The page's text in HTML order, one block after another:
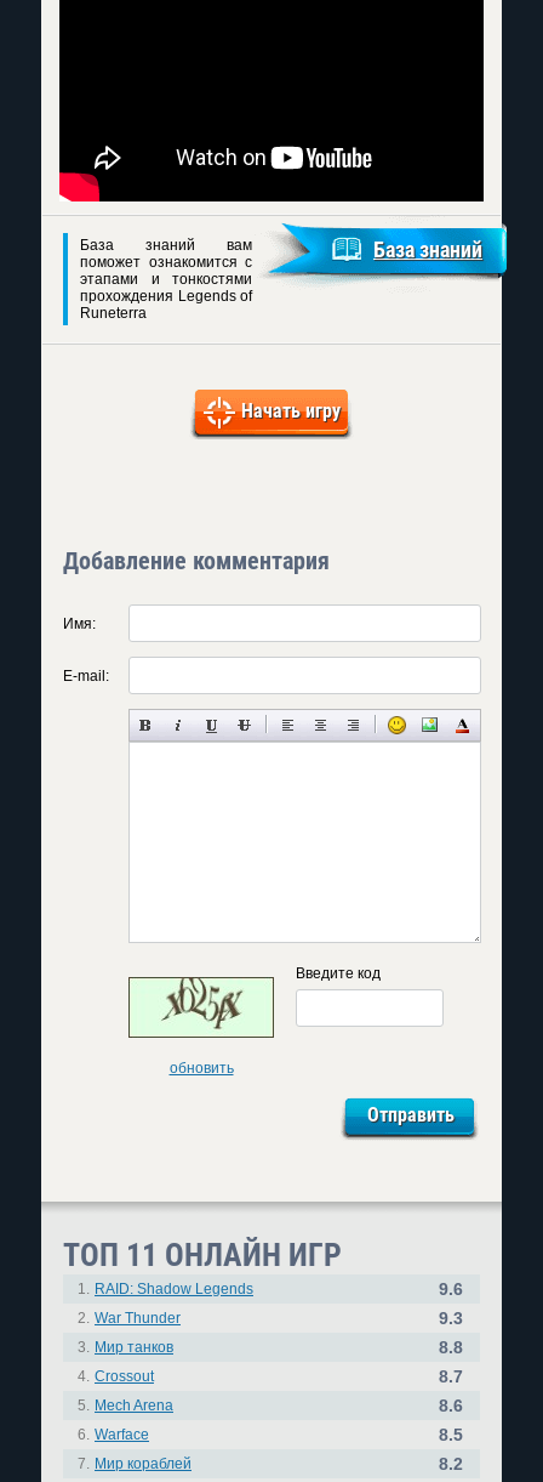
База знаний вам
поможет ознакомится с
этапами и тонкостями
прохождения Legends of
Runeterra
База знаний
Начать игру
Добавление комментария
Имя:
E-mail:
обновить
Введите код
ТОП 11 ОНЛАЙН ИГР
1. RAID: Shadow Legends 9.6
2. War Thunder 9.3
3. Мир танков 8.8
4. Crossout 8.7
5. Mech Arena 8.6
6. Warface 8.5
7. Мир кораблей 8.2